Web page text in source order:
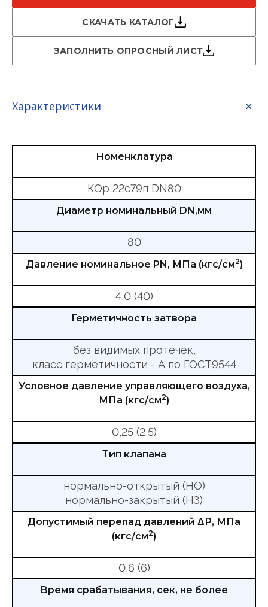
СКАЧАТЬ КАТАЛОГ
ЗАПОЛНИТЬ ОПРОСНЫЙ ЛИСТ
Характеристики
Номенклатура
КОр 22с79п DN80
Диаметр номинальный DN,мм
80
Давление номинальное PN, МПа (кгс/см2)
4,0 (40)
Герметичность затвора
без видимых протечек,
класс герметичности - А по ГОСТ9544
Условное давление управляющего воздуха,
МПа (кгс/см2)
0,25 (2,5)
Тип клапана
нормально-открытый (НО)
нормально-закрытый (НЗ)
Допустимый перепад давлений ΔР, МПа
(кгс/см2)
0,6 (6)
Время срабатывания, сек, не более